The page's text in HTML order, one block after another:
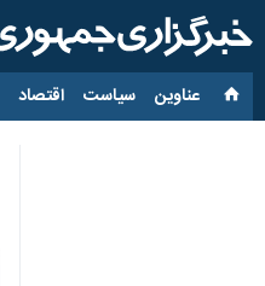
عناوین‌ سیاست اقتصاد